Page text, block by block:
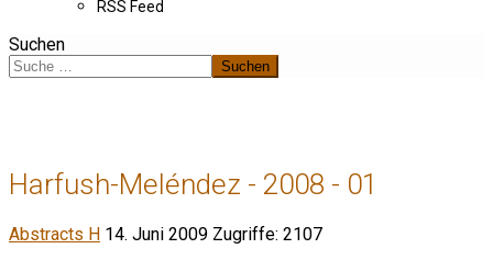
RSS Feed
Suchen
Suchen
Harfush-Meléndez - 2008 - 01
Abstracts H 14. Juni 2009 Zugriffe: 2107